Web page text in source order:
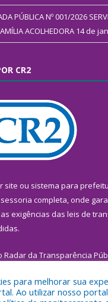
PÚBLICA Nº 001/2026
ACOLHEDORA 14 de
CR2
site ou sistema para
completa, onde
exigências das leis de
Radar da Transparência
para melhorar sua
Ao utilizar nosso